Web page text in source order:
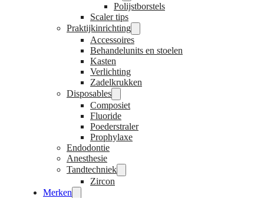
Polijstborstels
Scaler tips
Praktijkinrichting
Accessoires
Behandelunits en stoelen
Kasten
Verlichting
Zadelkrukken
Disposables
Composiet
Fluoride
Poederstraler
Prophylaxe
Endodontie
Anesthesie
Tandtechniek
Zircon
Merken